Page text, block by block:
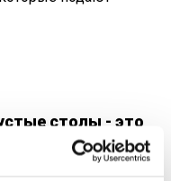
столы - это
трата еды и